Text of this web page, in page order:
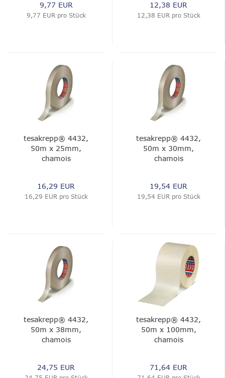
9,77 EUR
9,77 EUR pro Stück
12,38 EUR
12,38 EUR pro Stück
tesakrepp® 4432,
50m x 25mm,
chamois
16,29 EUR
16,29 EUR pro Stück
tesakrepp® 4432,
50m x 30mm,
chamois
19,54 EUR
19,54 EUR pro Stück
tesakrepp® 4432,
50m x 38mm,
chamois
24,75 EUR
tesakrepp® 4432,
50m x 100mm,
chamois
71,64 EUR